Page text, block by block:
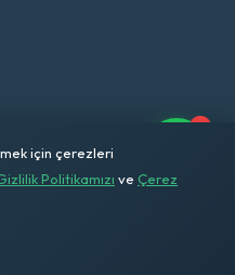
1
için çerezleri
Politikamızı ve Çerez